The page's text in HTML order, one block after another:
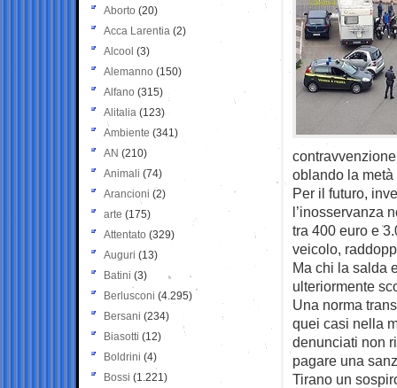
oblando la
Per il futuro,
l’inosservanza
tra 400 euro e
veicolo,
Ma chi la salda
ulteriormente
Una norma
quei casi nella
denunciati non
pagare una
Tirano un
Aborto (20)
Acca Larentia (2)
Alcool (3)
Alemanno (150)
Alfano (315)
Alitalia (123)
Ambiente (341)
AN (210)
Animali (74)
Arancioni (2)
arte (175)
Attentato (329)
Auguri (13)
Batini (3)
Berlusconi (4.295)
Bersani (234)
Biasotti (12)
Boldrini (4)
Bossi (1.221)